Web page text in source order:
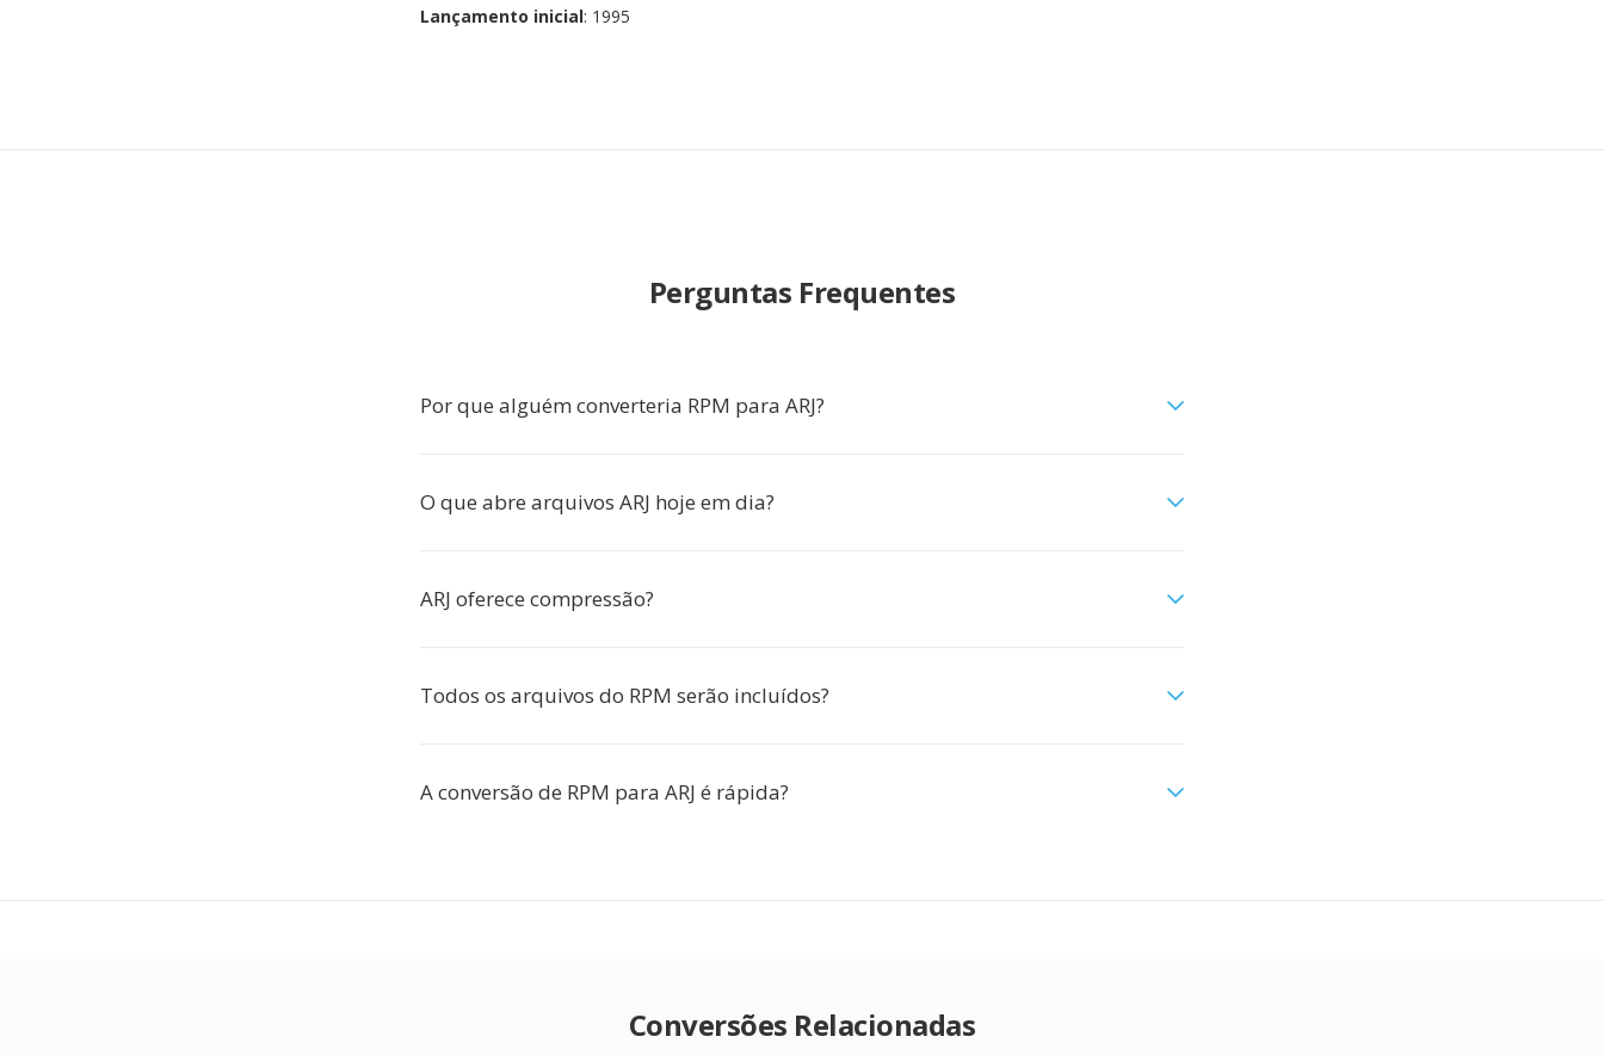
Lançamento inicial: 1995
Perguntas Frequentes
Por que alguém converteria RPM para ARJ?
O que abre arquivos ARJ hoje em dia?
ARJ oferece compressão?
Todos os arquivos do RPM serão incluídos?
A conversão de RPM para ARJ é rápida?
Conversões Relacionadas